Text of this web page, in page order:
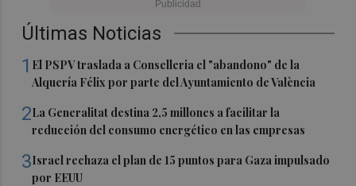
Últimas Noticias
1 El PSPV traslada a Conselleria el "abandono" de la
Alquería Félix por parte del Ayuntamiento de València
2La Generalitat destina 2,5 millones a facilitar la
reducción del consumo energético en las empresas
3Israel rechaza el plan de 15 puntos para Gaza impulsado
por EEUU